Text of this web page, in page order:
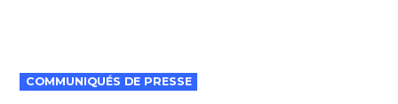
POSTED
IN
COMMUNIQUÉS DE PRESSE